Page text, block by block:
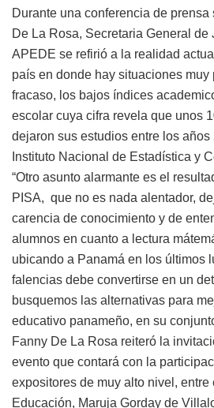
Durante una conferencia de
De La Rosa, Secretaria General de
APEDE se refirió a la realidad
país en donde hay situaciones muy
fracaso, los bajos índices
escolar cuya cifra revela que unos
dejaron sus estudios entre los años
Instituto Nacional de Estadística y
“Otro asunto alarmante es el
PISA, que no es nada alentador,
carencia de conocimiento y de
alumnos en cuanto a lectura
ubicando a Panamá en los últimos
falencias debe convertirse en un
busquemos las alternativas para
educativo panameño, en su
Fanny De La Rosa reiteró la
evento que contará con la
expositores de muy alto nivel,
Educación, Maruja Gorday de